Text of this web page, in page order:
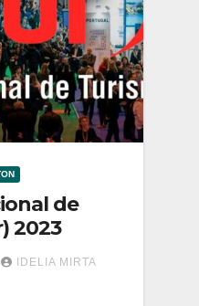
de
2023
IDELIA MIRTA